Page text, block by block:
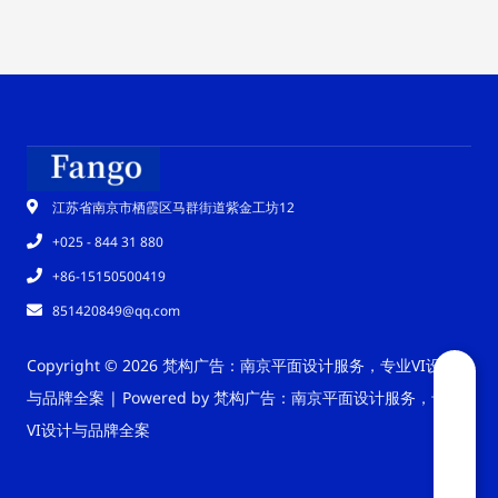
江苏省南京市栖霞区马群街道紫金工坊12
+025 - 844 31 880
+86-15150500419
851420849@qq.com
Copyright © 2026 梵构广告：南京平面设计服务，专业VI设计
与品牌全案 | Powered by 梵构广告：南京平面设计服务，专业
VI设计与品牌全案